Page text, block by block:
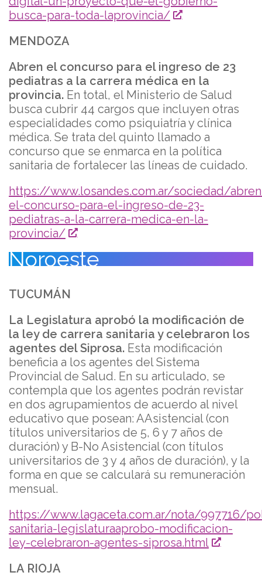
busca-para-toda-laprovincia/
MENDOZA
Abren el concurso para el ingreso de 23
pediatras a la carrera médica en la
provincia. En total, el Ministerio de Salud
busca cubrir 44 cargos que incluyen otras
especialidades como psiquiatría y clínica
médica. Se trata del quinto llamado a
concurso que se enmarca en la política
sanitaria de fortalecer las líneas de cuidado.
https://www.losandes.com.ar/sociedad/
el-concurso-para-el-ingreso-de-23-
pediatras-a-la-carrera-medica-en-la-
provincia/
Noroeste
TUCUMÁN
La Legislatura aprobó la modificación de
la ley de carrera sanitaria y celebraron los
agentes del Siprosa. Esta modificación
beneficia a los agentes del Sistema
Provincial de Salud. En su articulado, se
contempla que los agentes podrán revistar
en dos agrupamientos de acuerdo al nivel
educativo que posean: AAsistencial (con
títulos universitarios de 5, 6 y 7 años de
duración) y B-No Asistencial (con títulos
universitarios de 3 y 4 años de duración), y la
forma en que se calculará su remuneración
mensual.
https://www.lagaceta.com.ar/nota/997716/
sanitaria-legislaturaaprobo-modificacion-
ley-celebraron-agentes-siprosa.html
LA RIOJA